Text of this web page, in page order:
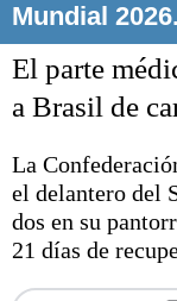
Deportes
Mundial 2026.
El parte
a Brasil de
La
el delantero del
dos en su
21 días de